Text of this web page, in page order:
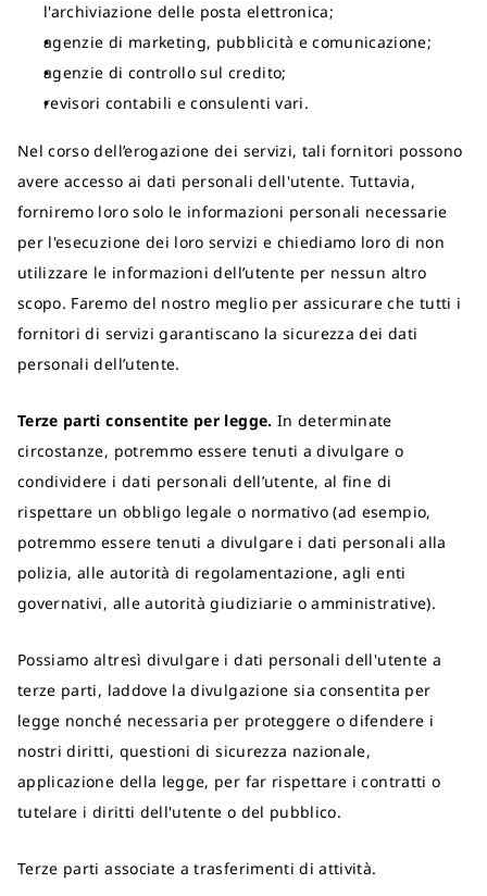
l'archiviazione delle posta elettronica;
agenzie di marketing, pubblicità e comunicazione;
agenzie di controllo sul credito;
revisori contabili e consulenti vari.
Nel corso dell’erogazione dei servizi, tali fornitori possono
avere accesso ai dati personali dell'utente. Tuttavia,
forniremo loro solo le informazioni personali necessarie
per l'esecuzione dei loro servizi e chiediamo loro di non
utilizzare le informazioni dell’utente per nessun altro
scopo. Faremo del nostro meglio per assicurare che tutti i
fornitori di servizi garantiscano la sicurezza dei dati
personali dell’utente.
Terze parti consentite per legge. In determinate
circostanze, potremmo essere tenuti a divulgare o
condividere i dati personali dell’utente, al fine di
rispettare un obbligo legale o normativo (ad esempio,
potremmo essere tenuti a divulgare i dati personali alla
polizia, alle autorità di regolamentazione, agli enti
governativi, alle autorità giudiziarie o amministrative).
Possiamo altresì divulgare i dati personali dell'utente a
terze parti, laddove la divulgazione sia consentita per
legge nonché necessaria per proteggere o difendere i
nostri diritti, questioni di sicurezza nazionale,
applicazione della legge, per far rispettare i contratti o
tutelare i diritti dell'utente o del pubblico.
Terze parti associate a trasferimenti di attività.